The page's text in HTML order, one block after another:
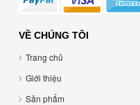
VỀ CHÚNG TÔI
Trang chủ
Giới thiệu
Sản phẩm